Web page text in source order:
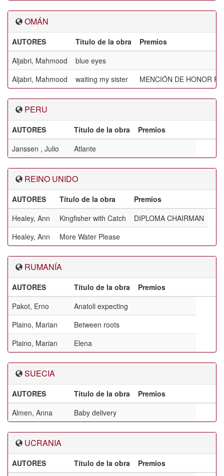
OMÁN
AUTORES Título de la obra
Premios
Aljabri, Mahmood
blue eyes
Aljabri, Mahmood
waiting my sister MENCIÓN DE HONOR
PERU
AUTORES Título de la obra
Premios
Janssen , Julio
Atlante
REINO UNIDO
AUTORES Título de la obra
Premios
Healey, Ann
Kingfisher with Catch
DIPLOMA CHAIRMAN
Healey, Ann
More Water Please
RUMANÍA
AUTORES Título de la obra
Premios
Pakot, Erno
Anatoli expecting
Plaino, Marian
Between roots
Plaino, Marian
Elena
SUECIA
AUTORES Título de la obra
Premios
Almen, Anna
Baby delivery
UCRANIA
AUTORES Título de la obra Premios